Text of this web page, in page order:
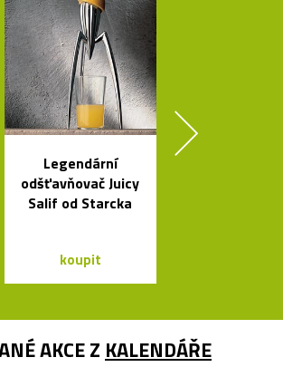
Legendární
odšťavňovač Juicy
Salif od Starcka
koupit
AKCE Z KALENDÁŘE